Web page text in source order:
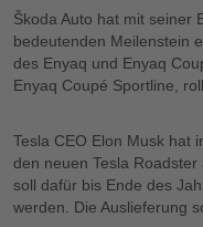
Škoda Auto hat mit seiner
bedeutenden Meilenstein
des Enyaq und Enyaq
Enyaq Coupé Sportline,
Tesla CEO Elon Musk hat
den neuen Tesla
soll dafür bis Ende des
werden. Die Auslieferung